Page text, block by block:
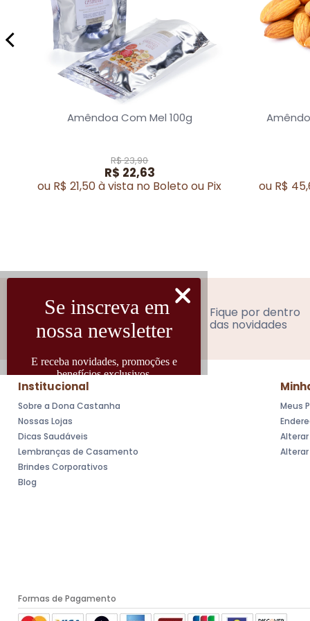
Amêndoa Com Mel 100g
R$ 23,90
R$ 22,63
ou R$ 21,50 à vista no Boleto ou Pix ou R$
Cadastre-se Fique por dentro
das novidades
Institucional
Sobre a Dona Castanha
Nossas Lojas
Dicas Saudáveis
Lembranças de Casamento
Brindes Corporativos
Blog
Meus
Alterar
Formas de Pagamento